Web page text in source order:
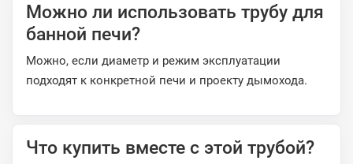
Можно ли использовать трубу для
банной печи?
Можно, если диаметр и режим эксплуатации
подходят к конкретной печи и проекту дымохода.
Что купить вместе с этой трубой?